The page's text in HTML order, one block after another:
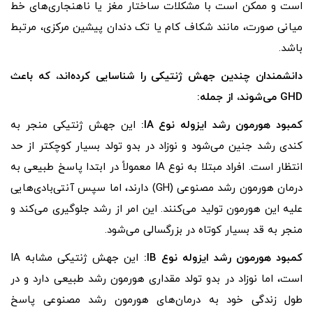
است و ممکن است با مشکلات ساختار مغز یا ناهنجاری‌های خط
میانی صورت، مانند شکاف کام یا تک دندان پیشین مرکزی، مرتبط
باشد.
دانشمندان چندین جهش ژنتیکی را شناسایی کرده‌اند، که باعث
GHD می‌شوند، از جمله:
کمبود هورمون رشد ایزوله نوعIA
: این جهش ژنتیکی منجر به
کندی رشد جنین می‌شود و نوزاد در بدو تولد بسیار کوچکتر از حد
انتظار است. افراد مبتلا به نوع IA معمولاً در ابتدا پاسخ طبیعی به
درمان هورمون رشد مصنوعی (GH) دارند، اما سپس آنتی‌بادی‌هایی
علیه این هورمون تولید می‌کنند. این امر از رشد جلوگیری می‌کند و
منجر به قد بسیار کوتاه در بزرگسالی می‌شود.
کمبود هورمون رشد ایزوله نوع IB
:
این جهش ژنتیکی مشابه IA
است، اما نوزاد در بدو تولد مقداری هورمون رشد طبیعی دارد و در
طول زندگی خود به درمان‌های هورمون رشد مصنوعی پاسخ